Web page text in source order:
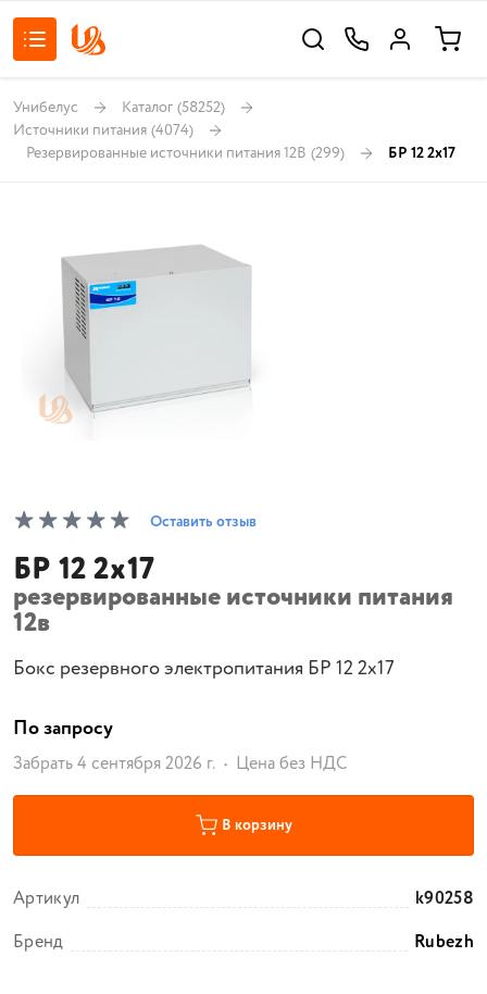
Унибелус Каталог (58252)
Источники питания (4074)
Резервированные источники питания 12В (299) БР 12 2х17
Оставить отзыв
БР 12 2х17
резервированные источники питания
12в
Бокс резервного электропитания БР 12 2х17
По запросу
Забрать 4 сентября 2026 г. Цена без НДС
В корзину
Артикул
k90258
Бренд
Rubezh